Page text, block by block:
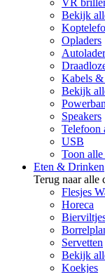
VR
Bekijk
Opladers
Kabels &
Bekijk
Speakers
Telefoon
USB
Toon
Eten & Drinken
Terug naar alle
Flesjes
Horeca
Servetten
Bekijk
Koekjes